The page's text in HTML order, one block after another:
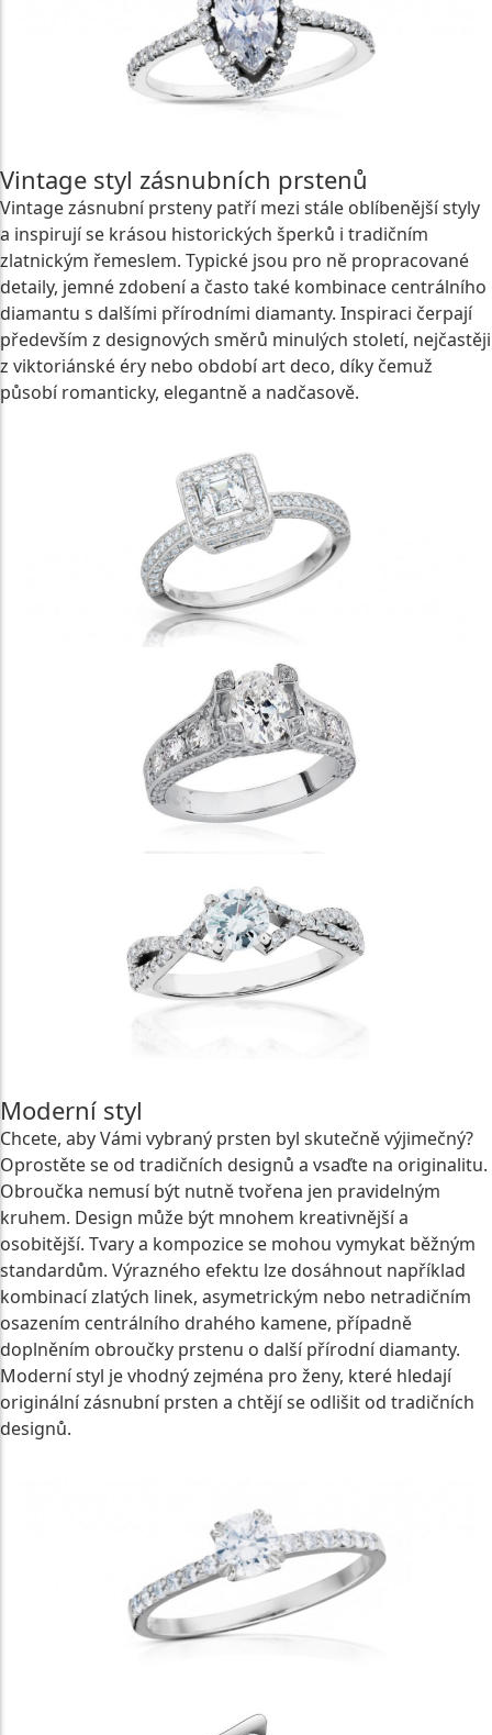
Vintage styl zásnubních prstenů
Vintage zásnubní prsteny patří mezi stále oblíbenější styly
a inspirují se krásou historických šperků i tradičním
zlatnickým řemeslem. Typické jsou pro ně propracované
detaily, jemné zdobení a často také kombinace centrálního
diamantu s dalšími přírodními diamanty. Inspiraci čerpají
především z designových směrů minulých století, nejčastěji
z viktoriánské éry nebo období art deco, díky čemuž
působí romanticky, elegantně a nadčasově.
Moderní styl
Chcete, aby Vámi vybraný prsten byl skutečně výjimečný?
Oprostěte se od tradičních designů a vsaďte na originalitu.
Obroučka nemusí být nutně tvořena jen pravidelným
kruhem. Design může být mnohem kreativnější a
osobitější. Tvary a kompozice se mohou vymykat běžným
standardům. Výrazného efektu lze dosáhnout například
kombinací zlatých linek, asymetrickým nebo netradičním
osazením centrálního drahého kamene, případně
doplněním obroučky prstenu o další přírodní diamanty.
Moderní styl je vhodný zejména pro ženy, které hledají
originální zásnubní prsten a chtějí se odlišit od tradičních
designů.